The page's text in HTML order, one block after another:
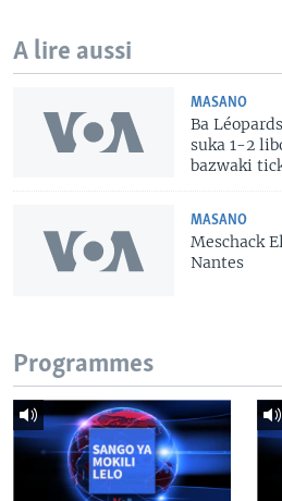
A lire aussi
MASANO
Ba
suka 1-2
bazwaki
MASANO
Meschack
Nantes
Programmes